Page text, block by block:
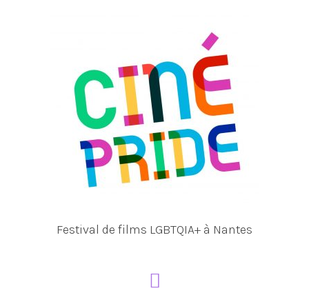
Festival de films LGBTQIA+ à Nantes
Menu